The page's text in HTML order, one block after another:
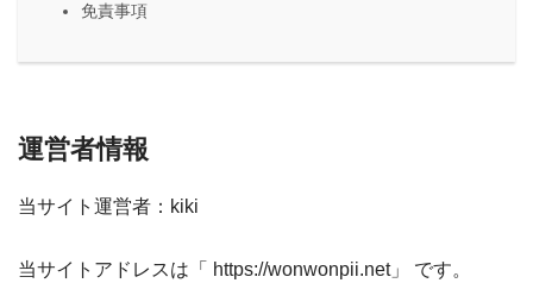
免責事項
運営者情報
当サイト運営者：kiki
当サイトアドレスは「 https://wonwonpii.net」 です。